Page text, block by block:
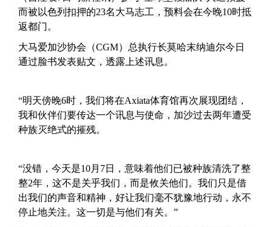
而被以色列扣押的23名大马志工，预料会在今晚10时抵
返都门。
大马爱加沙协会（CGM）总执行长莫哈末纳迪尔今日
通过脸书发表贴文，透露上述讯息。
“明天傍晚6时，我们将在Axiata体育馆再次展现团结，
我和伙伴们要传达一个讯息与使命，加沙过去两年遭受
种族灭绝式的摧残。
“没错，今天是10月7日，意味着他们已被种族清洗了整
整2年，这不是关乎我们，而是攸关他们。我们只是借
出我们的声音和精神，好让我们毫不犹豫地行动，永不
停止地关注。这一切是与他们有关。”